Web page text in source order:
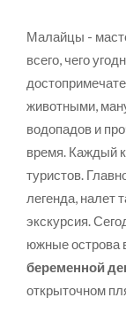
Малайцы -
всего, чего
животными,
водопадов и
время. Каждый
туристов.
легенда, налет
экскурсия.
южные острова
беременной
открыточном